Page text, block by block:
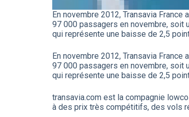
En novembre 2012, Transavia
97 000 passagers en novembre, soit
qui représente une baisse de 2,5
En novembre 2012, Transavia
97 000 passagers en novembre, soit
qui représente une baisse de 2,5
transavia.com est la compagnie
à des prix très compétitifs, des vols